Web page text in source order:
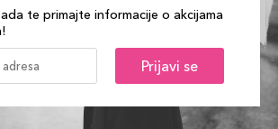
te primajte informacije o akcijama
Prijavi se